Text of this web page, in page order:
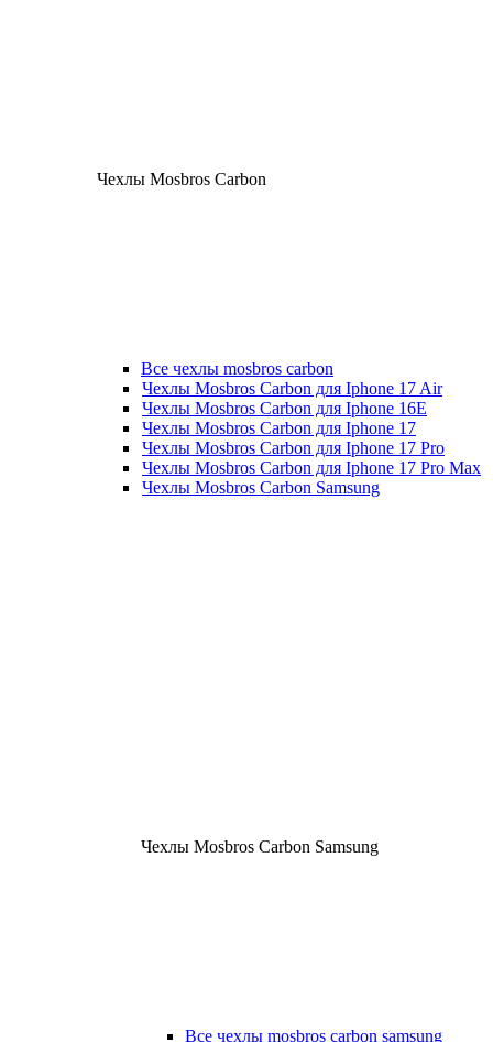
Чехлы Mosbros Carbon
Все чехлы mosbros carbon
Чехлы Mosbros Carbon для Iphone 17 Air
Чехлы Mosbros Carbon для Iphone 16E
Чехлы Mosbros Carbon для Iphone 17
Чехлы Mosbros Carbon для Iphone 17 Pro
Чехлы Mosbros Carbon для Iphone 17 Pro Max
Чехлы Mosbros Carbon Samsung
Чехлы Mosbros Carbon Samsung
Все чехлы mosbros carbon samsung